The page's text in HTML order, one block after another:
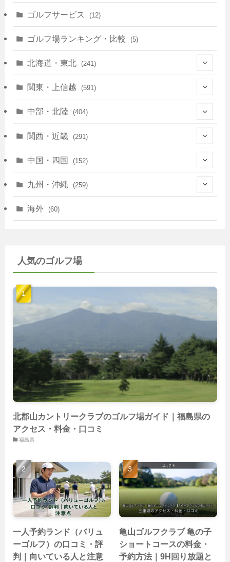
ゴルフサービス (12)
ゴルフ場ランキング・比較 (5)
北海道・東北 (241)
(128)
(10)
(35)
(30)
関東・上信越 (591)
(146)
(40)
(72)
(14)
(103)
中部・北陸 (404)
(13)
(83)
(78)
(40)
(22)
関西・近畿 (291)
(39)
(25)
中国・四国 (152)
(7)
(39)
(40)
(14)
九州・沖縄 (259)
(28)
(22)
(23)
(22)
(26)
海外 (60)
人気のゴルフ場
北郡山カントリークラブのゴルフ場ガイド｜福島県の
アクセス・料金・口コミ
福島県
一人予約ランド（バリュ
ーゴルフ）の口コミ・評
判｜向いている人と注意
亀山ゴルフクラブ 亀の子
ショートコースの料金・
予約方法｜9H回り放題と